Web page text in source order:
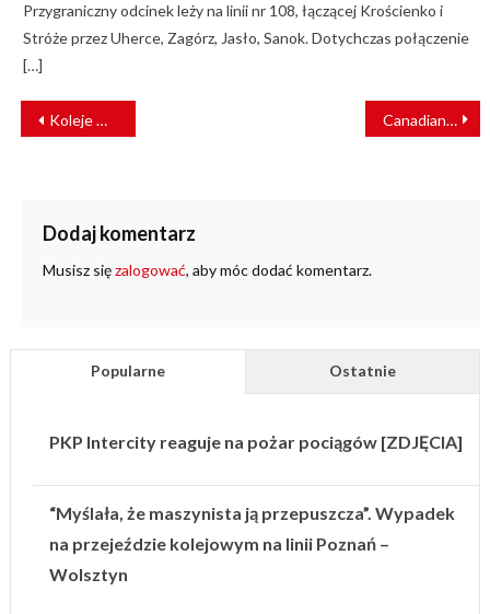
Przygraniczny odcinek leży na linii nr 108, łączącej Krościenko i
Stróże przez Uherce, Zagórz, Jasło, Sanok. Dotychczas połączenie
[…]
NAWIGACJA
WPISU
Koleje Mazowieckie chcą poznać wartość rynkową 13 EZT Canadian Pacific: 6% wzrostu przychodów operacyjnych w 2020 roku
Dodaj komentarz
Musisz sięzalogować, aby móc dodać komentarz.
Popularne Ostatnie
PKP Intercity reaguje na pożar pociągów [ZDJĘCIA]
“Myślała, że maszynista ją przepuszcza”. Wypadek
na przejeździe kolejowym na linii Poznań –
Wolsztyn